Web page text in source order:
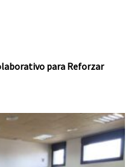
para Reforzar